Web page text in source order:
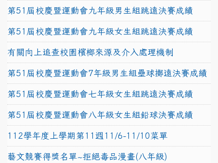
第51屆校慶暨運動會九年級男生組跳遠決賽成績
第51屆校慶暨運動會九年級女生組跳遠決賽成績
有關向上追查校園檳榔來源及介入處理機制
第51屆校慶暨運動會7年級男生組壘球擲遠決賽成績
第51屆校慶暨運動會七年級女生組跳遠決賽成績
第51屆校慶暨運動會八年級女生組鉛球決賽成績
112學年度上學期第11週11/6-11/10菜單
藝文競賽得獎名單~拒絕毒品漫畫(八年級)